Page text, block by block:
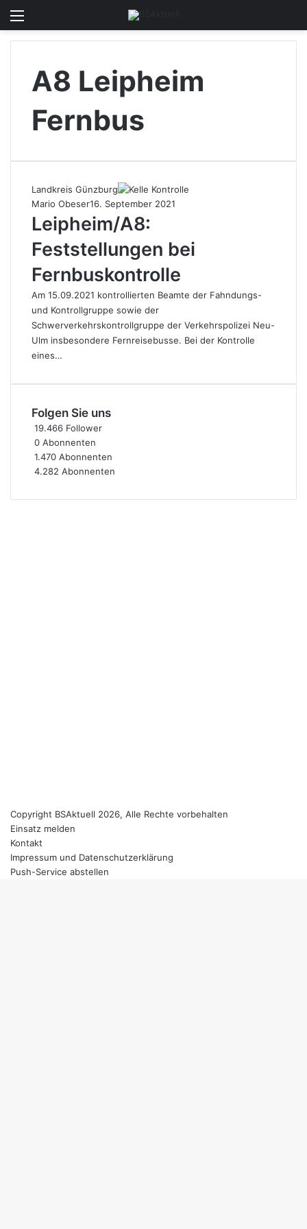
A8 Leipheim
Fernbus
Landkreis Günzburg
Mario Obeser16. September 2021
Leipheim/A8:
Feststellungen bei
Fernbuskontrolle
Am 15.09.2021 kontrollierten Beamte der Fahndungs-
und Kontrollgruppe sowie der
Schwerverkehrskontrollgruppe der Verkehrspolizei Neu-
Ulm insbesondere Fernreisebusse. Bei der Kontrolle
eines…
Folgen Sie uns
19.466 Follower
0 Abonnenten
1.470 Abonnenten
4.282 Abonnenten
Copyright BSAktuell 2026, Alle Rechte vorbehalten
Einsatz melden
Kontakt
Impressum und Datenschutzerklärung
Push-Service abstellen